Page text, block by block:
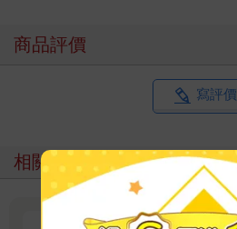
商品評價
寫評價
相關主題